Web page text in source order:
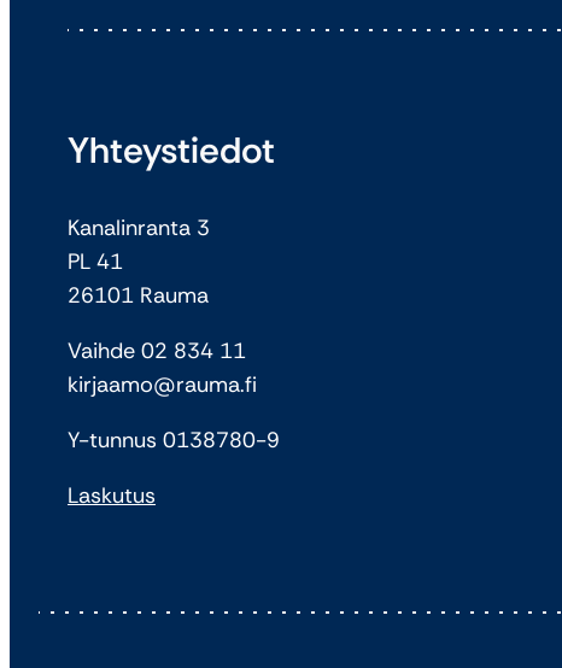
Yhteystiedot
Kanalinranta 3
PL 41
26101 Rauma
Vaihde 02 834 11
kirjaamo@rauma.fi
Y-tunnus 0138780-9
Laskutus